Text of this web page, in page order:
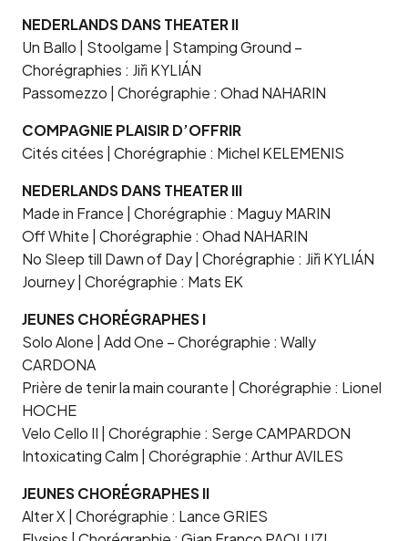
NEDERLANDS DANS THEATER II
Un Ballo | Stoolgame | Stamping Ground –
Chorégraphies : Jiři KYLIÁN
Passomezzo | Chorégraphie : Ohad NAHARIN
COMPAGNIE PLAISIR D’OFFRIR
Cités citées | Chorégraphie : Michel KELEMENIS
NEDERLANDS DANS THEATER III
Made in France | Chorégraphie : Maguy MARIN
Off White | Chorégraphie : Ohad NAHARIN
No Sleep till Dawn of Day | Chorégraphie : Jiři KYLIÁN
Journey | Chorégraphie : Mats EK
JEUNES CHORÉGRAPHES I
Solo Alone | Add One – Chorégraphie : Wally
CARDONA
Prière de tenir la main courante | Chorégraphie : Lionel
HOCHE
Velo Cello II | Chorégraphie : Serge CAMPARDON
Intoxicating Calm | Chorégraphie : Arthur AVILES
JEUNES CHORÉGRAPHES II
Alter X | Chorégraphie : Lance GRIES